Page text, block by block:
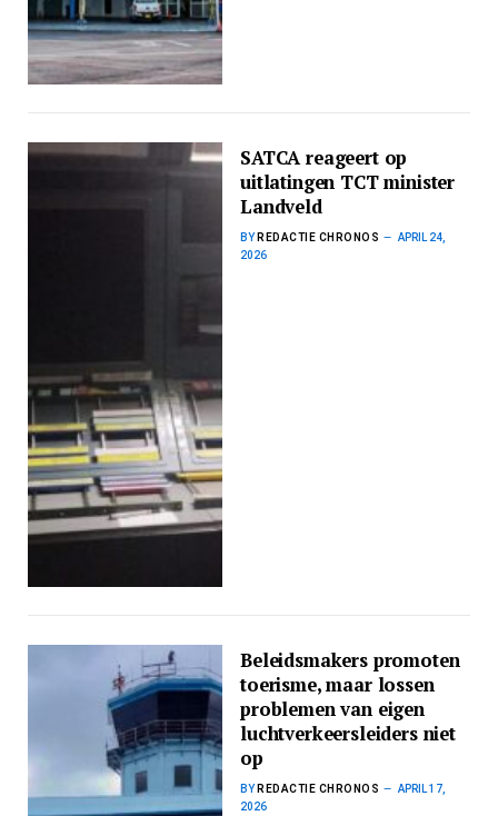
SATCA reageert op
uitlatingen TCT minister
Landveld
BY REDACTIE CHRONOS
APRIL 24,
2026
Beleidsmakers promoten
toerisme, maar lossen
problemen van eigen
luchtverkeersleiders niet
op
BY REDACTIE CHRONOS
APRIL 17,
2026